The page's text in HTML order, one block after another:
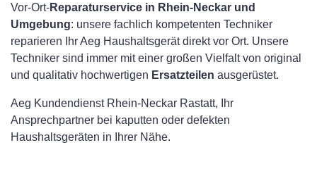
Vor-Ort-Reparaturservice in Rhein-Neckar und
Umgebung: unsere fachlich kompetenten Techniker
reparieren Ihr Aeg Haushaltsgerät direkt vor Ort. Unsere
Techniker sind immer mit einer großen Vielfalt von original
und qualitativ hochwertigen Ersatzteilen ausgerüstet.
Aeg Kundendienst Rhein-Neckar Rastatt, Ihr
Ansprechpartner bei kaputten oder defekten
Haushaltsgeräten in Ihrer Nähe.